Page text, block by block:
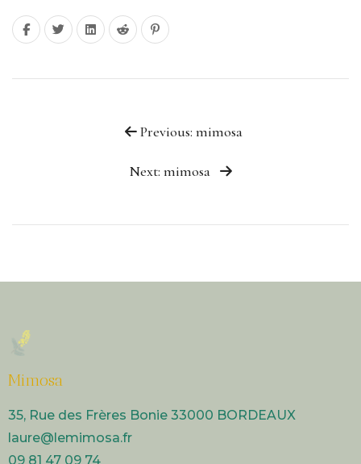
Previous: mimosa
Next: mimosa
Mimosa
35, Rue des Frères Bonie 33000 BORDEAUX
laure@lemimosa.fr​
09 81 47 09 74